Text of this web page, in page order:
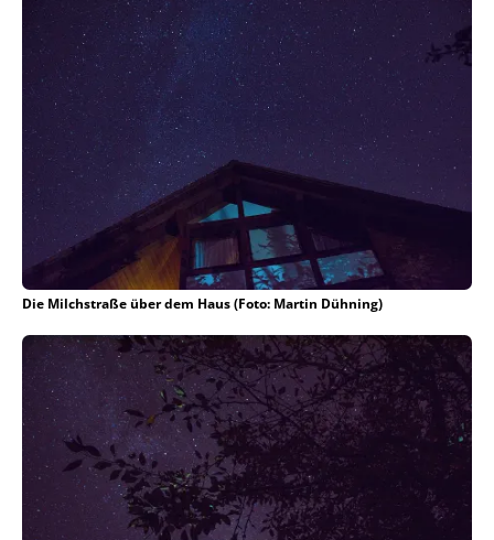
Die Milchstraße über dem Haus (Foto: Martin Dühning)